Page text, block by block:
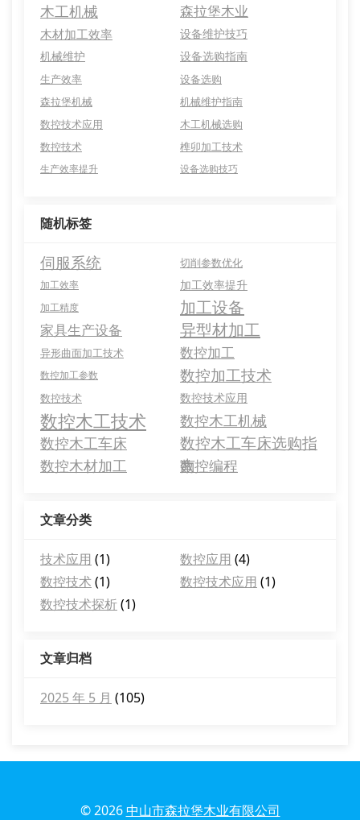
木工机械
森拉堡木业
木材加工效率
设备维护技巧
机械维护
设备选购指南
生产效率
设备选购
森拉堡机械
机械维护指南
数控技术应用
木工机械选购
数控技术
榫卯加工技术
生产效率提升 设备选购技巧
随机标签
伺服系统 切削参数优化
加工效率 加工效率提升
加工精度 加工设备
家具生产设备 异型材加工
异形曲面加工技术 数控加工
数控加工参数 数控加工技术
数控技术 数控技术应用
数控木工技术
数控木工机械
数控木工车床
数控木工车床选购指
南
数控木材加工 数控编程
文章分类
技术应用 (1) 数控应用 (4)
数控技术(1) 数控技术应用 (1)
数控技术探析(1)
文章归档
2025 年 5 月 (105)
© 2026中山市森拉堡木业有限公司